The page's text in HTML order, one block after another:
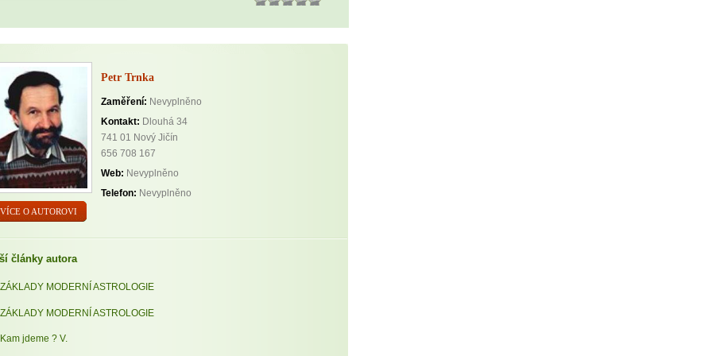
VÍCE O AUTOROVI
Petr Trnka
Zaměření: Nevyplněno
Kontakt: Dlouhá 34
741 01 Nový Jičín
656 708 167
Web: Nevyplněno
Telefon: Nevyplněno
články autora
ZÁKLADY MODERNÍ ASTROLOGIE
ZÁKLADY MODERNÍ ASTROLOGIE
Kam jdeme ? V.